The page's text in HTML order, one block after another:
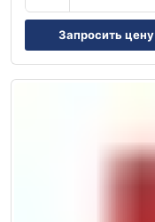
Запросить цену